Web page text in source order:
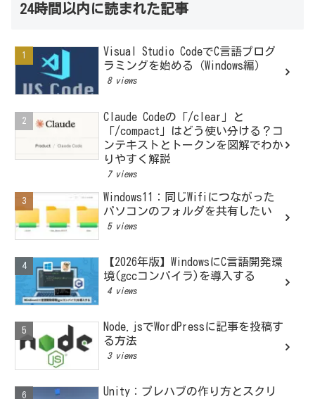
24時間以内に読まれた記事
Visual Studio CodeでC言語プログ
ラミングを始める（Windows編）
8 views
Claude Codeの「/clear」と
「/compact」はどう使い分ける？コ
ンテキストとトークンを図解でわか
りやすく解説
7 views
Windows11：同じWifiにつながった
パソコンのフォルダを共有したい
5 views
【2026年版】WindowsにC言語開発環
境(gccコンパイラ)を導入する
4 views
Node.jsでWordPressに記事を投稿す
る方法
3 views
Unity：プレハブの作り方とスクリ